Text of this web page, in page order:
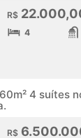
R$
4
4 suítes
R$